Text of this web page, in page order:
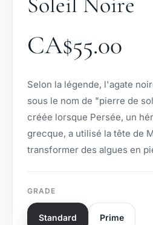
CA$55.00
Selon la légende, l'agate
sous le nom de "pierre de
créée lorsque Persée, un
grecque, a utilisé la tête de
transformer des algues en
GRADE
Standard Prime